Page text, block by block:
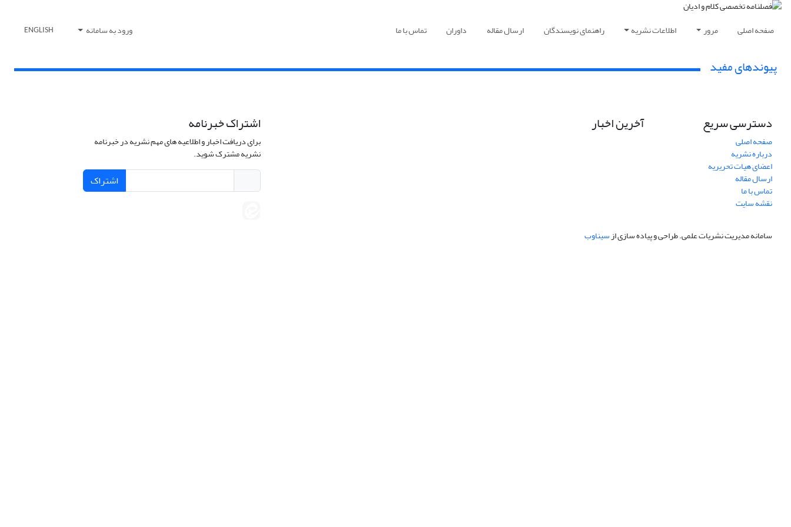
صفحه اصلی مرور اطلاعات نشریه راهنمای نویسندگان ارسال مقاله داوران تماس با ما ورود به سامانه ENGLISH
پیوندهای مفید
دسترسی سریع
صفحه اصلی
درباره نشریه
اعضای هیات تحریریه
ارسال مقاله
تماس با ما
نقشه سایت
آخرین اخبار اشتراک خبرنامه
برای دریافت اخبار و اطلاعیه های مهم نشریه در خبرنامه
نشریه مشترک شوید.
اشتراک
سامانه مدیریت نشریات علمی.طراحی و پیاده سازی ازسیناوب